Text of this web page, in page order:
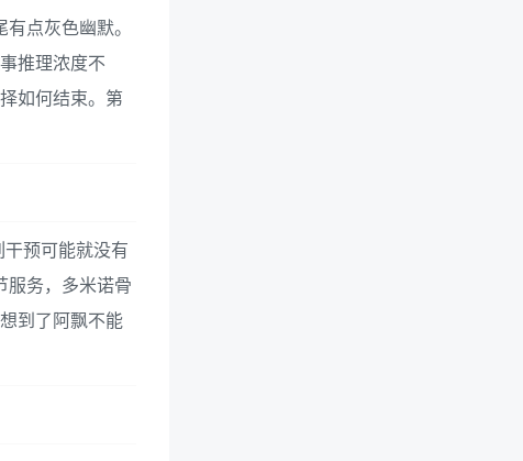
点灰色幽默。
推理浓度不
如何结束。第
预可能就没有
服务，多米诺骨
到了阿飘不能